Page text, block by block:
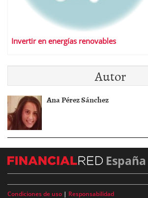
Invertir en energías renovables
Autor
Ana Pérez Sánchez
España
Condiciones de uso | Responsabilidad